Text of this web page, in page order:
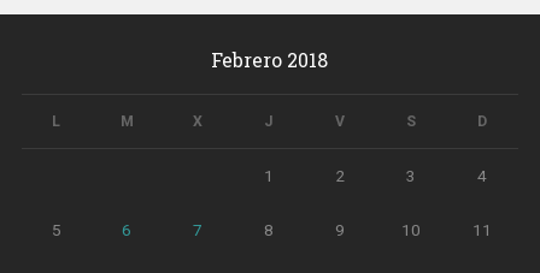
Febrero 2018
L M X J V S D
1 2 3 4
5 6 7 8 9 10 11